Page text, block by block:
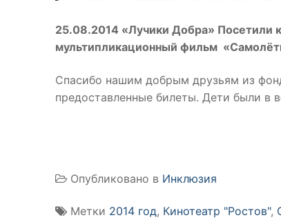
25.08.2014 «Лучики Добра» Посетили
мультипликационный фильм
Спасибо нашим добрым друзьям из
предоставленные билеты. Дети были в
Опубликовано в Инклюзия
Метки 2014 год, Кинотеатр "Ростов",